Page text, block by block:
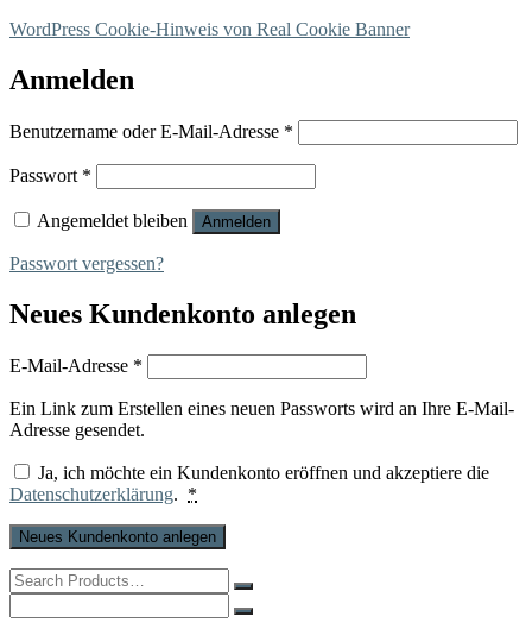
WordPress Cookie-Hinweis von Real Cookie Banner
Anmelden
Benutzername oder E-Mail-Adresse *
Passwort *
Angemeldet bleiben Anmelden
Passwort vergessen?
Neues Kundenkonto anlegen
E-Mail-Adresse *
Ein Link zum Erstellen eines neuen Passworts wird an Ihre E-Mail-
Adresse gesendet.
Ja, ich möchte ein Kundenkonto eröffnen und akzeptiere die
Datenschutzerklärung. *
Neues Kundenkonto anlegen
Search
for:
for: